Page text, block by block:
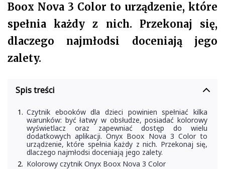
Boox Nova 3 Color to urządzenie, które
spełnia każdy z nich. Przekonaj się,
dlaczego najmłodsi doceniają jego
zalety.
Spis treści
Czytnik ebooków dla dzieci powinien spełniać kilka
warunków: być łatwy w obsłudze, posiadać kolorowy
wyświetlacz oraz zapewniać dostęp do wielu
dodatkowych aplikacji. Onyx Boox Nova 3 Color to
urządzenie, które spełnia każdy z nich. Przekonaj się,
dlaczego najmłodsi doceniają jego zalety.
Kolorowy czytnik Onyx Boox Nova 3 Color